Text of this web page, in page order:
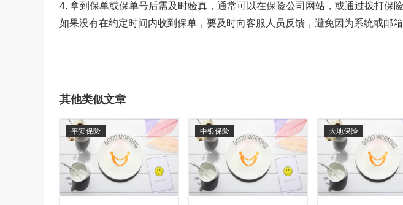
4. 拿到保单或保单号后需及时验真，通常可以在保险公司网站，或通过拨打保
如果没有在约定时间内收到保单，要及时向客服人员反馈，避免因为系统或邮箱
其他类似文章
平安保险 中银保险 大地保险